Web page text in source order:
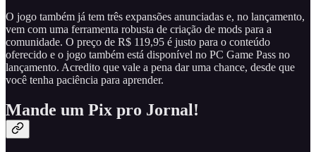
O jogo também já tem três expansões anunciadas e, no lançamento,
vem com uma ferramenta robusta de criação de mods para a
comunidade. O preço de R$ 119,95 é justo para o conteúdo
oferecido e o jogo também está disponível no PC Game Pass no
lançamento. Acredito que vale a pena dar uma chance, desde que
você tenha paciência para aprender.
Mande um Pix pro Jornal!